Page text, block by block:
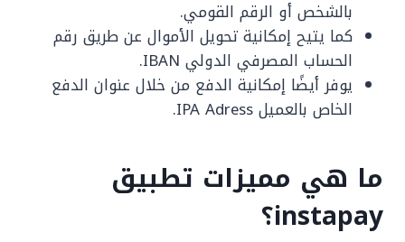
بالشخص أو الرقم القومي.
كما يتيح إمكانية تحويل الأموال عن طريق رقم
الحساب المصرفي الدولي IBAN.
يوفر أيضًا إمكانية الدفع من خلال عنوان الدفع
الخاص بالعميل IPA Adress.
ما هي مميزات تطبيق
instapay؟